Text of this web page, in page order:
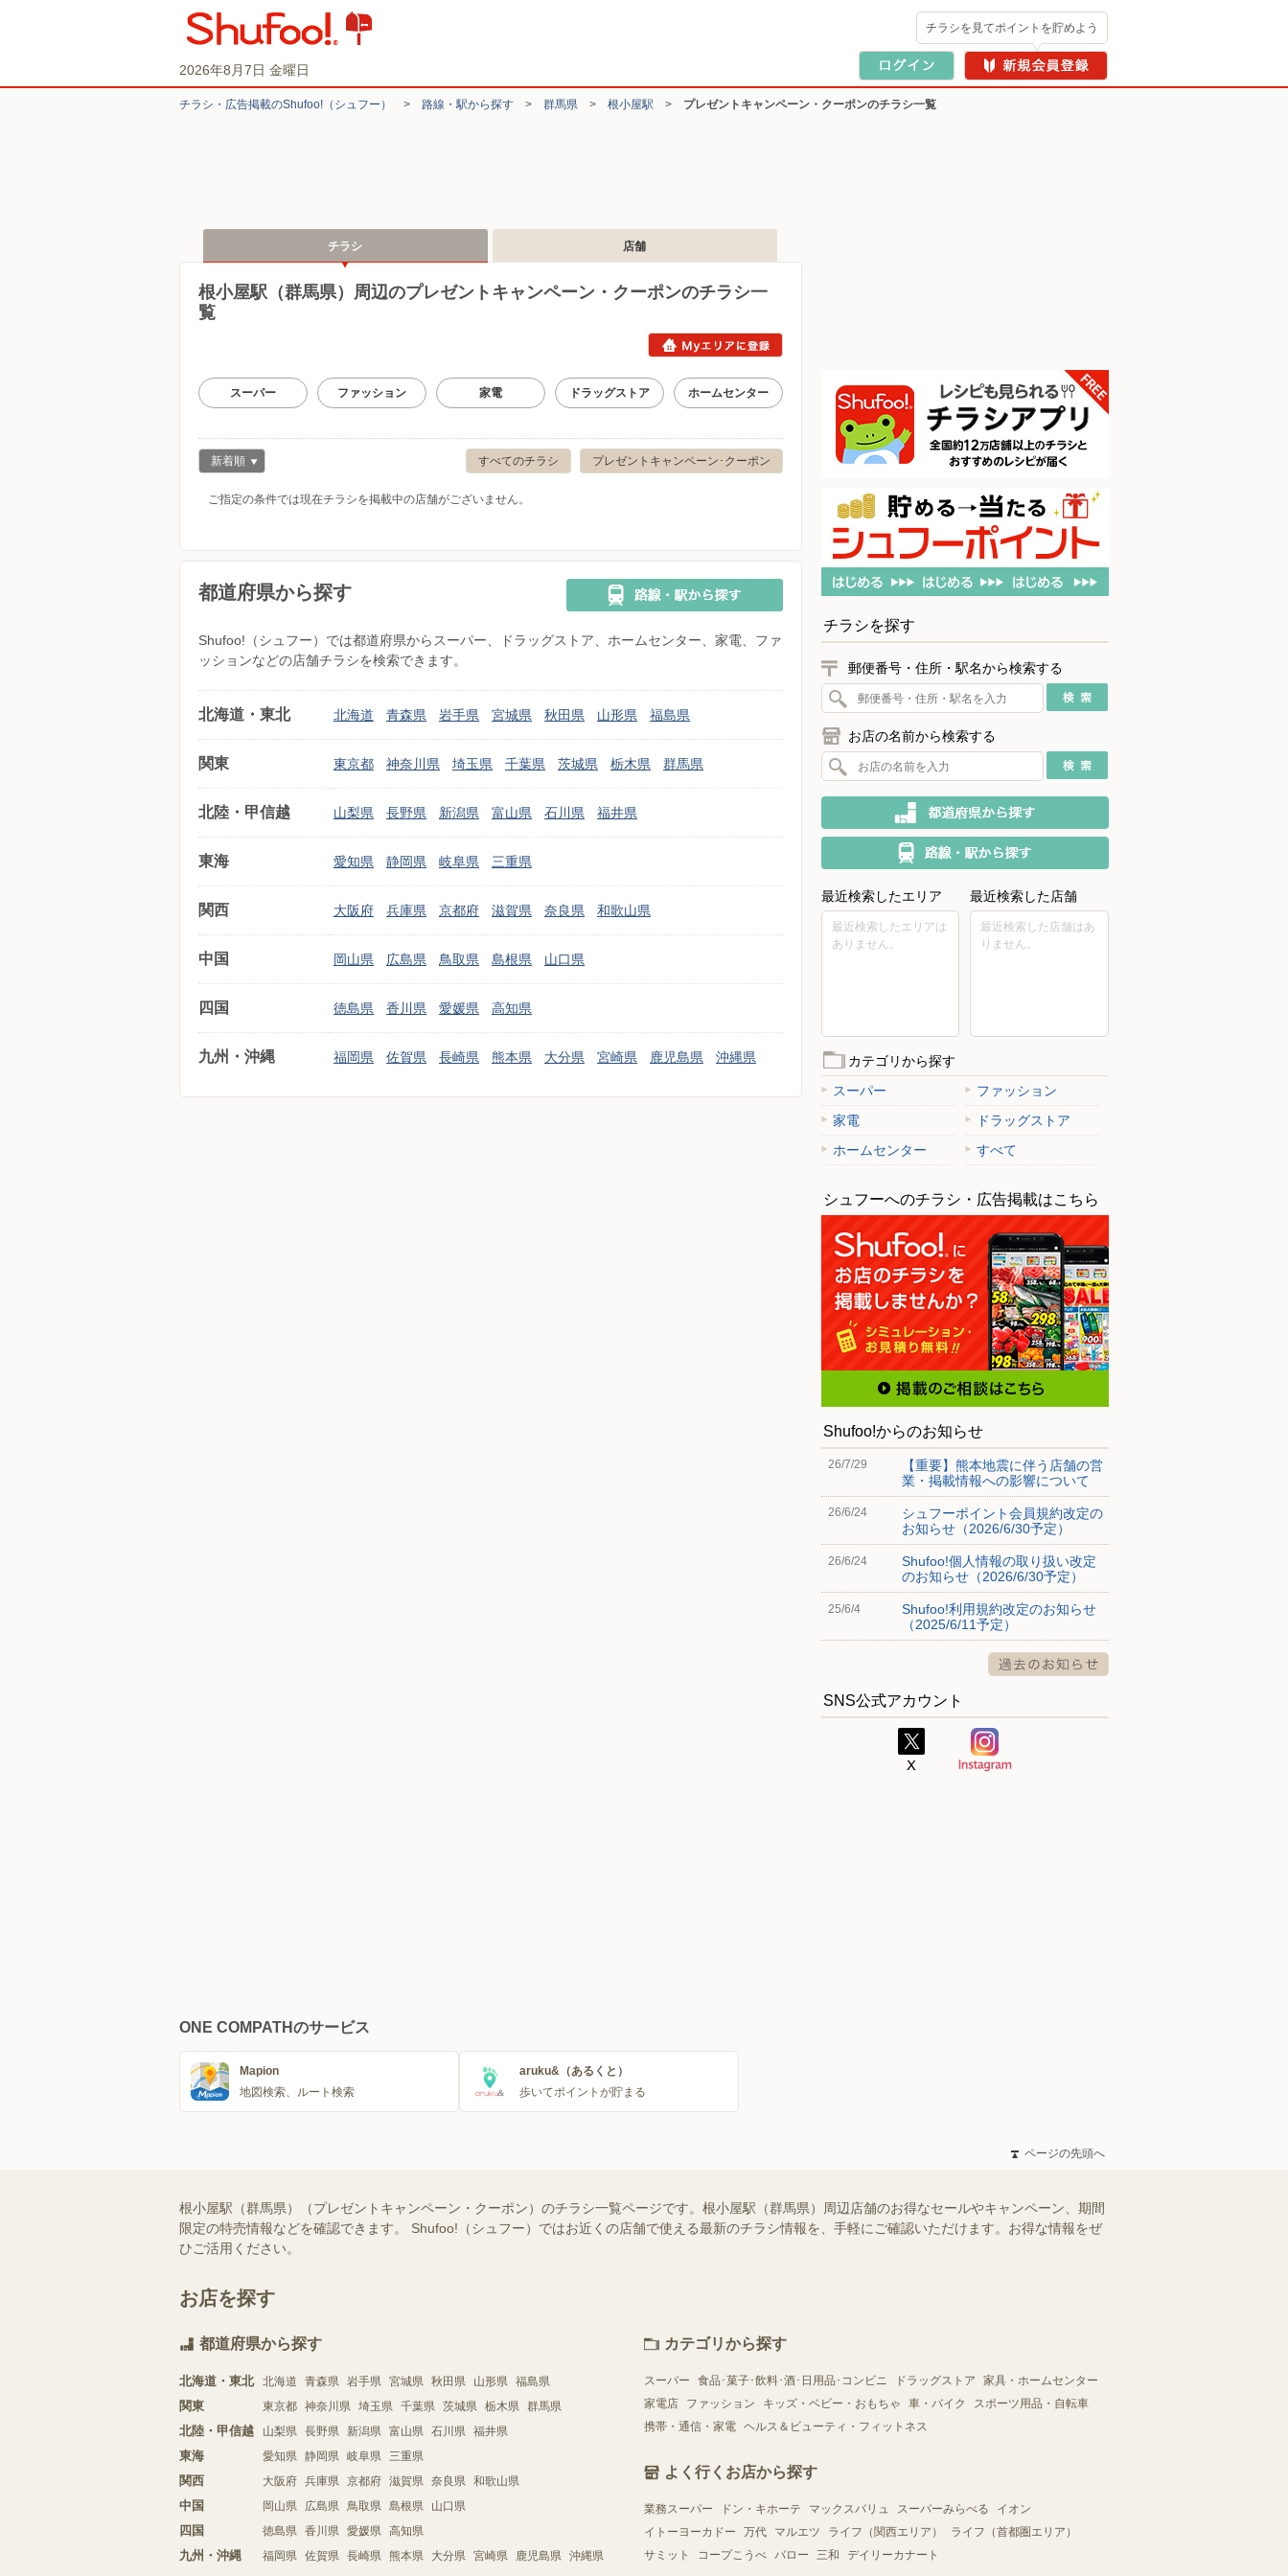
2026年8月7日 金曜日
チラシを見てポイントを貯めよう
チラシ・​広告掲載の​Shufoo!​（シュフー） > 路線・駅から探す > 群馬県 > 根小屋駅 > プレゼントキャンペーン・クーポンのチラシ一覧
チラシ 店舗
根小屋駅（群馬県）周辺のプレゼントキャンペーン・クーポンのチラシ一
覧
スーパー ファッション 家電 ドラッグストア ホームセンター
プレゼントキャンペーン･クーポン
すべてのチラシ
新着順
ご指定の条件では現在チラシを掲載中の店舗がございません。
都道府県から探す
Shufoo!（シュフー）では都道府県からスーパー、ドラッグストア、ホームセンター、家電、ファ
ッションなどの店舗チラシを検索できます。
北海道・東北 北海道 青森県 岩手県 宮城県 秋田県 山形県 福島県
関東 東京都 神奈川県 埼玉県 千葉県 茨城県 栃木県 群馬県
北陸・甲信越 山梨県 長野県 新潟県 富山県 石川県 福井県
東海 愛知県 静岡県 岐阜県 三重県
関西 大阪府 兵庫県 京都府 滋賀県 奈良県 和歌山県
中国 岡山県 広島県 鳥取県 島根県 山口県
四国 徳島県 香川県 愛媛県 高知県
九州・沖縄 福岡県 佐賀県 長崎県 熊本県 大分県 宮崎県 鹿児島県 沖縄県
チラシを探す
郵便番号・住所・駅名から検索する
お店の名前から検索する
最近検索したエリア
最近検索したエリアは
ありません。
最近検索した店舗
最近検索した店舗はあ
りません。
カテゴリから探す
スーパー
ファッション
家電
ドラッグストア
ホームセンター
すべて
シュフーへのチラシ・広告掲載はこちら
Shufoo!からのお知らせ
26/7/29
【重要】熊本地震に伴う店舗の営
業・掲載情報への影響について
26/6/24
シュフーポイント会員規約改定の
お知らせ（2026/6/30予定）
26/6/24
Shufoo!個人情報の取り扱い改定
のお知らせ（2026/6/30予定）
25/6/4
Shufoo!利用規約改定のお知らせ
（2025/6/11予定）
SNS公式アカウント
ONE COMPATHのサービス
Mapion
地図検索、ルート検索
aruku&（あるくと）
歩いてポイントが貯まる
ページの先頭へ
根小屋駅（群馬県）（プレゼントキャンペーン・クーポン）のチラシ一覧ページです。根小屋駅（群馬県）周辺店舗のお得なセールやキャンペーン、期間
限定の特売情報などを確認できます。 Shufoo!（シュフー）ではお近くの店舗で使える最新のチラシ情報を、手軽にご確認いただけます。お得な情報をぜ
ひご活用ください。
お店を探す
都道府県から探す
北海道・東北 北海道 青森県 岩手県 宮城県 秋田県 山形県 福島県
関東 東京都 神奈川県 埼玉県 千葉県 茨城県 栃木県 群馬県
北陸・甲信越 山梨県 長野県 新潟県 富山県 石川県 福井県
東海 愛知県 静岡県 岐阜県 三重県
関西 大阪府 兵庫県 京都府 滋賀県 奈良県 和歌山県
中国 岡山県 広島県 鳥取県 島根県 山口県
四国 徳島県 香川県 愛媛県 高知県
九州・沖縄 福岡県 佐賀県 長崎県 熊本県 大分県 宮崎県 鹿児島県 沖縄県
カテゴリから探す
スーパー 食品･菓子･飲料･酒･日用品･コンビニ ドラッグストア
家具・ホームセンター
家電店
ファッション キッズ・ベビー・おもちゃ 車・バイク
スポーツ用品・自転車
携帯・通信・家電 ヘルス＆ビューティ・フィットネス
よく行くお店から探す
業務スーパー ドン・キホーテ マックスバリュ スーパーみらべる
イオン
イトーヨーカドー
万代 マルエツ ライフ（関西エリア）
ライフ（首都圏エリア）
サミット
コープこうべ バロー 三和 デイリーカナート